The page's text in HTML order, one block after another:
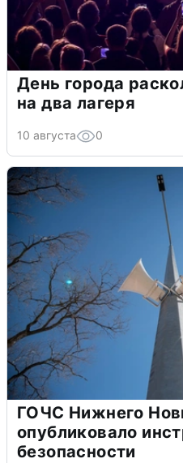
День города
на два лагеря
10 августа 0
ГОЧС Нижнего
опубликовало
безопасности